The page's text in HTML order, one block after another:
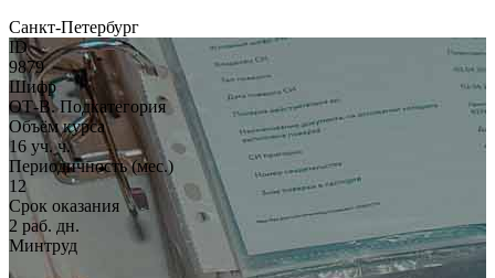
Санкт-Петербург
ID
9879
Шифр
ОТ-В. Подкатегория
Объём курса
16 уч. ч.
Периодичность (мес.)
12
Срок оказания
2 раб. дн.
Минтруд